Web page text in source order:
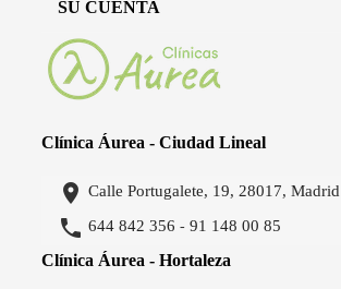
SU CUENTA
Clínica Áurea - Ciudad Lineal
 Calle Portugalete, 19, 28017, Madrid
 644 842 356 -91 148 00 85
Clínica Áurea - Hortaleza